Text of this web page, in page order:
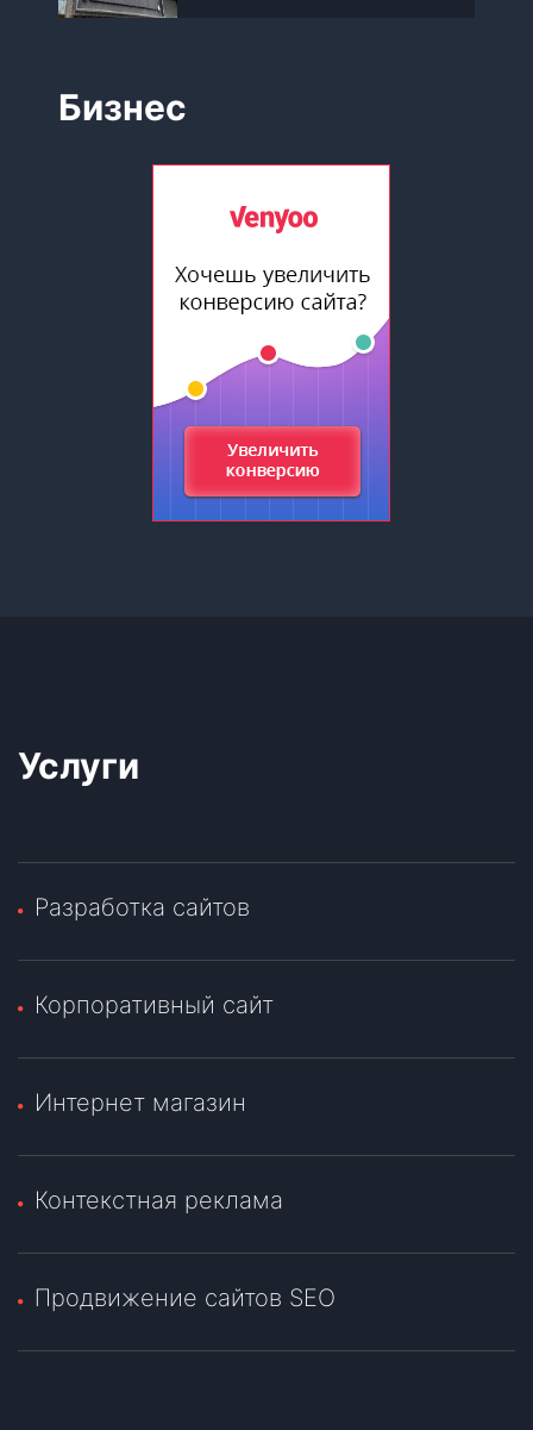
Бизнес
Услуги
Разработка сайтов
Корпоративный сайт
Интернет магазин
Контекстная реклама
Продвижение сайтов SEO